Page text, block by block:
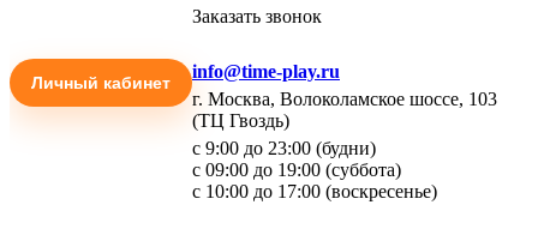
Личный кабинет
Заказать звонок
info@time-play.ru
г. Москва, Волоколамское шоссе, 103
(ТЦ Гвоздь)
с 9:00 до 23:00 (будни)
с 09:00 до 19:00 (суббота)
с 10:00 до 17:00 (воскресенье)